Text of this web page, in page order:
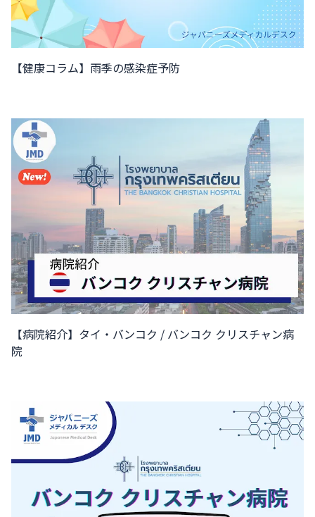
【健康コラム】雨季の感染症予防
【病院紹介】タイ・バンコク / バンコク クリスチャン病
院